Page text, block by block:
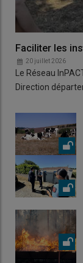
Faciliter les
20 juillet 2026
Le Réseau
Direction